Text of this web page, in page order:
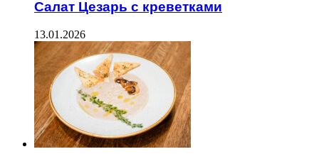
Салат Цезарь с креветками
13.01.2026